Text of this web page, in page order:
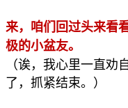
来，咱们回过头来看
极的小盆友。
（诶，我心里一直
了，抓紧结束。）